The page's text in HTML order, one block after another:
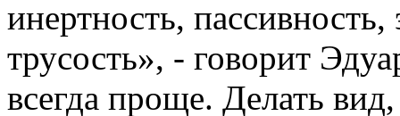
инертность,
трусость», - говорит
всегда проще. Делать вид,